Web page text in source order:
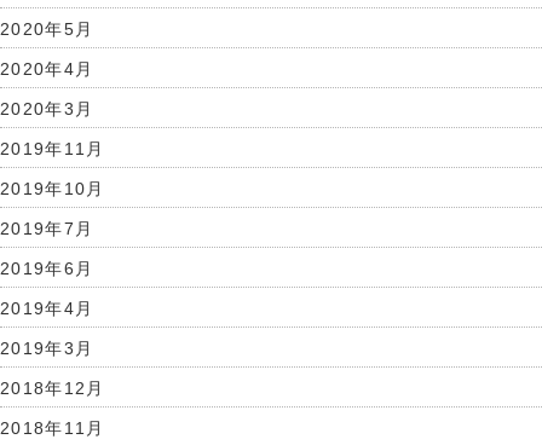
2020年5月
2020年4月
2020年3月
2019年11月
2019年10月
2019年7月
2019年6月
2019年4月
2019年3月
2018年12月
2018年11月